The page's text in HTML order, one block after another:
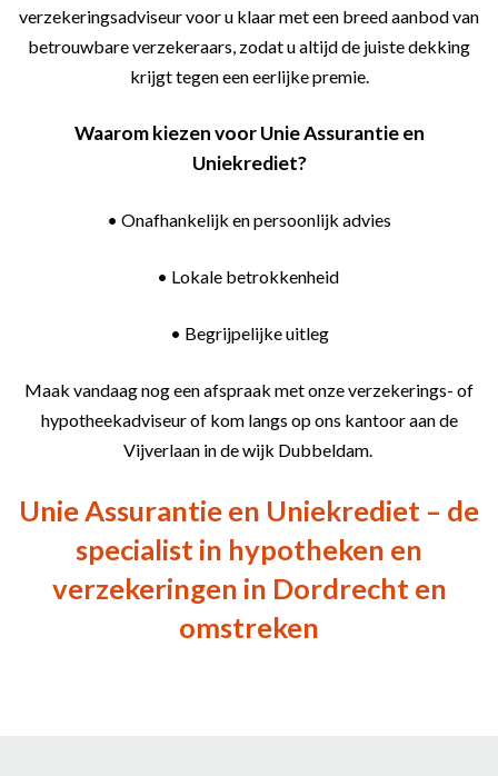
verzekeringsadviseur voor u klaar met een breed aanbod van
betrouwbare verzekeraars, zodat u altijd de juiste dekking
krijgt tegen een eerlijke premie.
Waarom kiezen voor Unie Assurantie en
Uniekrediet?
• Onafhankelijk en persoonlijk advies
• Lokale betrokkenheid
• Begrijpelijke uitleg
Maak vandaag nog een afspraak met onze verzekerings- of
hypotheekadviseur of kom langs op ons kantoor aan de
Vijverlaan in de wijk Dubbeldam.
Unie Assurantie en Uniekrediet – de
specialist in hypotheken en
verzekeringen in Dordrecht en
omstreken